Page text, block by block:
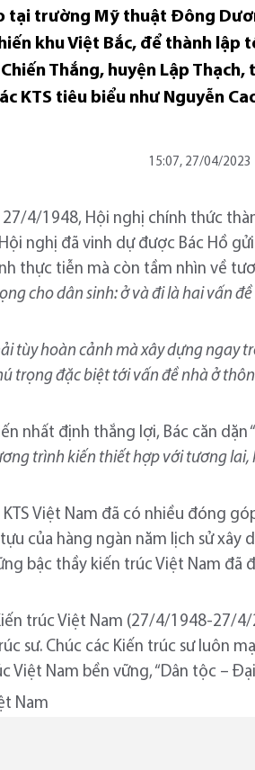
tại trường Mỹ thuật Đông
khu Việt Bắc, để thành lập
Thắng, huyện Lập Thạch,
KTS tiêu biểu như Nguyễn
15:07, 27/04/2023
4/1948, Hội nghị chính thức
nghị đã vinh dự được Bác Hồ
thực tiễn mà còn tầm nhìn về
cho dân sinh: ở và đi là hai vấn
tùy hoàn cảnh mà xây dựng ngay
trọng đặc biệt tới vấn đề nhà ở
nhất định thắng lợi, Bác căn dặn “
trình kiến thiết hợp với tương
KTS Việt Nam đã có nhiều đóng
của hàng ngàn năm lịch sử xây
bậc thầy kiến trúc Việt Nam
trúc Việt Nam (27/4/1948-27/
sư. Chúc các Kiến trúc sư luôn
Nam bền vững, “Dân tộc –
Nam